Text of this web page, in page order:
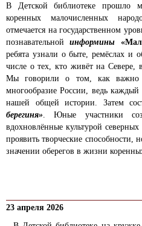
В Детской библиотеке прошло
коренных малочисленных
отмечается на государственном
познавательнойинформины
ребята узнали о быте, ремёслах и
числе о тех, кто живёт на Севере,
Мы говорили о том, как важно
многообразие России, ведь
нашей общей истории. Затем
берегиня» . Юные участники
вдохновлённые культурой
проявить творческие способности,
значении оберегов в жизни
23 апреля 2026